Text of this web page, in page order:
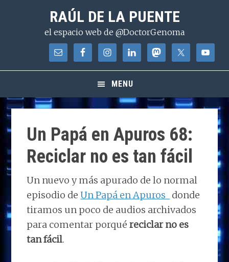
contenido
RAÚL DE LA PUENTE
el espacio web de @DoctorGenoma
MENU
Un Papá en Apuros 68:
Reciclar no es tan fácil
Un nuevo y más apurado de lo normal
episodio deUn Papá en Apuros
donde
tiramos un poco de audios archivados
para comentar porquéreciclar no es
tan fácil.